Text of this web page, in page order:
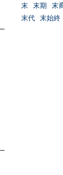
末 末期 末
末代
末始終